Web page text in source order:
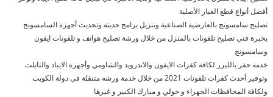
أفضل أنواع قطع الغيار الأصلية
تصليح سامسونج بالعارضية الصناعية وتنزيل برامج حديثة وتحديث أجهزة السامسونج
بخبرة فني تصليح تلفونات بالمنزل من خلال ورشة تصليح هواتف و تلفونات ايفون
وسامسونج
خدمة حفر بالليزر لكافة كفرات الايفون والاندرويد والشاومي وأجهزة الايباد والتابلت
وتوفير أحدث كفرات تلفونات 2021 من خلال خدمة ورشه متنقلة في دولة الكويت
ولكافة المحافظات الجهراء و حولي و مبارك الكبير و غيرها